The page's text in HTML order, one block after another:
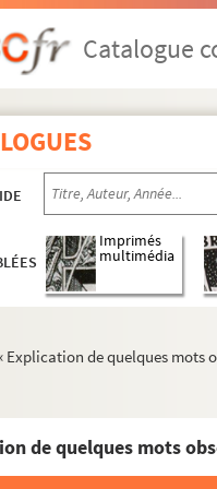
Catalogue
Imprimés
multimédia
Explication de quelques mots
de quelques mots
de l'abbé Chrestien,